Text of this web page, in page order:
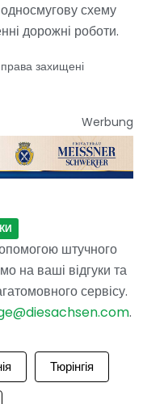
схему
дорожні роботи.
захищені
Werbung
штучного
на ваші відгуки та
сервісу.
.
Тюрінгія